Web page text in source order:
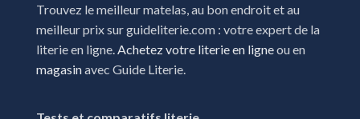
Trouvez le meilleur matelas, au bon endroit et au
meilleur prix sur guideliterie.com : votre expert de la
literie en ligne. Achetez votre literie en ligneou en
magasinavec Guide Literie.